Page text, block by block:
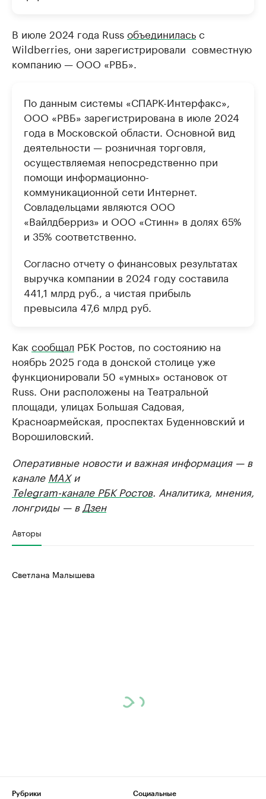
В июле 2024 года Russобъединиласьс
Wildberries, они зарегистрировали совместную
компанию — ООО «РВБ».
По данным системы «СПАРК-Интерфакс»,
ООО «РВБ» зарегистрирована в июле 2024
года в Московской области. Основной вид
деятельности — розничная торговля,
осуществляемая непосредственно при
помощи информационно-
коммуникационной сети Интернет.
Совладельцами являются ООО
«Вайлдберриз» и ООО «Стинн» в долях 65%
и 35% соответственно.
Согласно отчету о финансовых результатах
выручка компании в 2024 году составила
441,1 млрд руб., а чистая прибыль
превысила 47,6 млрд руб.
Как сообщал РБК Ростов, по состоянию на
ноябрь 2025 года в донской столице уже
функционировали 50 «умных» остановок от
Russ. Они расположены на Театральной
площади, улицах Большая Садовая,
Красноармейская, проспектах Буденновский и
Ворошиловский.
Оперативные новости и важная информация — в
канале MAXи
Telegram-канале РБК Ростов. Аналитика, мнения,
лонгриды — в Дзен
Авторы
Светлана Малышева
Рубрики
Социальные